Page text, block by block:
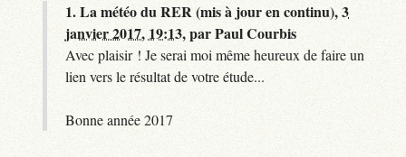
1.La météo du RER (mis à jour en continu),3
janvier 2017, 19:13,parPaul Courbis
Avec plaisir ! Je serai moi même heureux de faire un
lien vers le résultat de votre étude...
Bonne année 2017